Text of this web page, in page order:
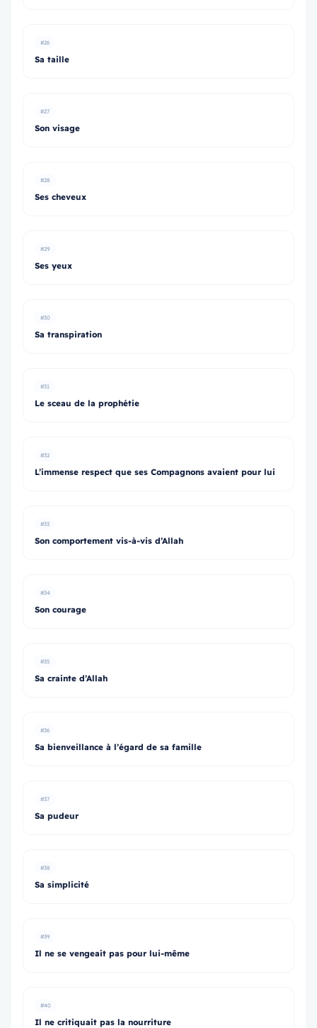
#26
Sa taille
#27
Son visage
#28
Ses cheveux
#29
Ses yeux
#30
Sa transpiration
#31
Le sceau de la prophétie
#32
L’immense respect que ses Compagnons avaient pour lui
#33
Son comportement vis-à-vis d’Allah
#34
Son courage
#35
Sa crainte d’Allah
#36
Sa bienveillance à l’égard de sa famille
#37
Sa pudeur
#38
Sa simplicité
#39
Il ne se vengeait pas pour lui-même
#40
Il ne critiquait pas la nourriture